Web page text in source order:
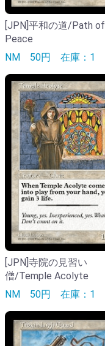
[JPN]平和の道/Path of
Peace
NM 50円 在庫：1
[JPN]寺院の見習い
僧/Temple Acolyte
NM 50円 在庫：1